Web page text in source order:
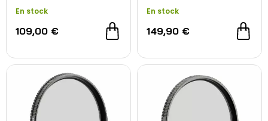
En stock
109,00 €
En stock
149,90 €